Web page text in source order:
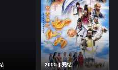
2005 | 完结